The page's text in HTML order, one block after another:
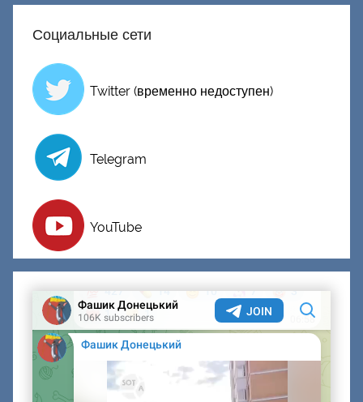
Социальные сети
Twitter (временно недоступен)
Telegram
YouTube